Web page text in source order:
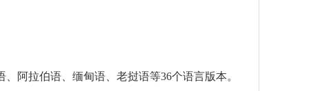
阿拉伯语、缅甸语、老挝语等36个语言版本。